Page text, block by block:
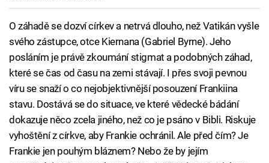
O záhadě se dozví církev a netrvá dlouho, než Vatikán vyšle
svého zástupce, otce Kiernana (Gabriel Byrne). Jeho
posláním je právě zkoumání stigmat a podobných záhad,
které se čas od času na zemi stávají. I přes svoji pevnou
víru se snaží o co nejobjektivnější posouzení Frankiina
stavu. Dostává se do situace, ve které vědecké bádání
dokazuje něco zcela jiného, než co je psáno v Bibli. Riskuje
vyhoštění z církve, aby Frankie ochránil. Ale před čím? Je
Frankie jen pouhým bláznem? Nebo že by jejím